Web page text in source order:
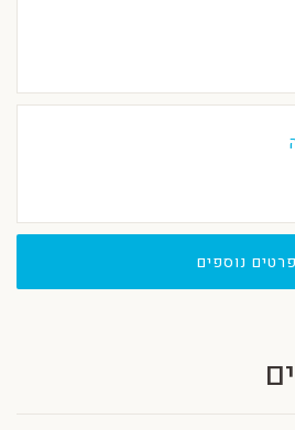
פרטים נוספים